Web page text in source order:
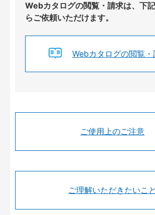
Webカタログの閲覧・請求は、下
らご依頼いただけます。
Webカタログの閲覧・
ご使用上のご注意
ご理解いただきたいこと